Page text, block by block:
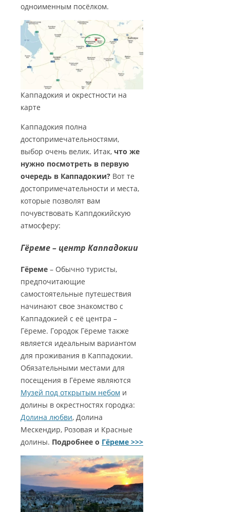
одноименным посёлком.
Каппадокия и окрестности на
карте
Каппадокия полна
достопримечательностями,
выбор очень велик. Итак, что же
нужно посмотреть в первую
очередь в Каппадокии? Вот те
достопримечательности и места,
которые позволят вам
почувствовать Каппдокийскую
атмосферу:
Гёреме – центр Каппадокии
Гёреме – Обычно туристы,
предпочитающие
самостоятельные путешествия
начинают свое знакомство с
Каппадокией с её центра –
Гёреме. Городок Гёреме также
является идеальным вариантом
для проживания в Каппадокии.
Обязательными местами для
посещения в Гёреме являются
Музей под открытым небом и
долины в окрестностях городка:
Долина любви, Долина
Мескендир, Розовая и Красные
долины. Подробнее о Гёреме >>>